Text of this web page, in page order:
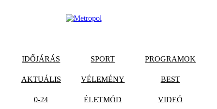
IDŐJÁRÁS SPORT PROGRAMOK
AKTUÁLIS VÉLEMÉNY BEST
0-24 ÉLETMÓD VIDEÓ